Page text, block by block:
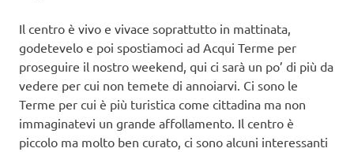
Il centro è vivo e vivace soprattutto in mattinata,
godetevelo e poi spostiamoci ad Acqui Terme per
proseguire il nostro weekend, qui ci sarà un po’ di più da
vedere per cui non temete di annoiarvi. Ci sono le
Terme per cui è più turistica come cittadina ma non
immaginatevi un grande affollamento. Il centro è
piccolo ma molto ben curato, ci sono alcuni interessanti